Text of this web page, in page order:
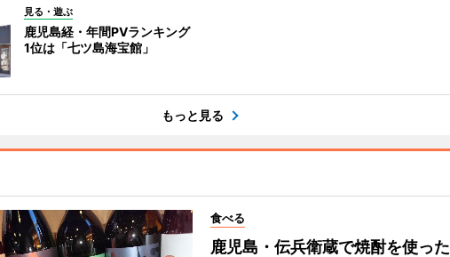
見る・遊ぶ
鹿児島経・年間PVランキング
1位は「七ツ島海宝館」
もっと見る
食べる
鹿児島・伝兵衛蔵で焼酎を使った